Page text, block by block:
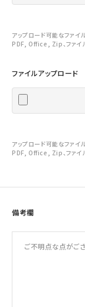
アップロード可能なファ
PDF, Office, Zip、ファイ
ファイルアップロード
アップロード可能なファ
PDF, Office, Zip、ファイ
備考欄